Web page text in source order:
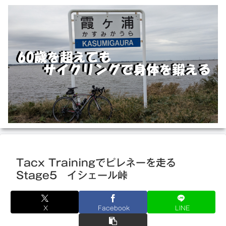
Tacx Trainingでピレネーを走る
Stage5 イシェール峠
X Facebook LINE